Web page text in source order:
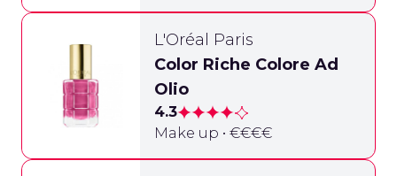
L'Oréal Paris
Color Riche Colore Ad
Olio
4.3
Make up • €€€€